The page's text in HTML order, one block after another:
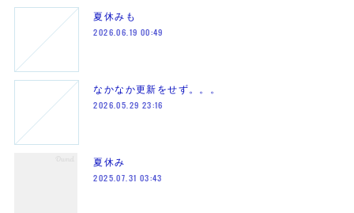
夏休みも
2026.06.19 00:49
なかなか更新をせず。。。
2026.05.29 23:16
夏休み
2025.07.31 03:43